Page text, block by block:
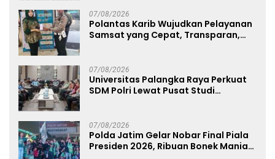
07/08/2026
Polantas Karib Wujudkan Pelayanan
Samsat yang Cepat, Transparan,
07/08/2026
Universitas Palangka Raya Perkuat
SDM Polri Lewat Pusat Studi
07/08/2026
Polda Jatim Gelar Nobar Final Piala
Presiden 2026, Ribuan Bonek Mania